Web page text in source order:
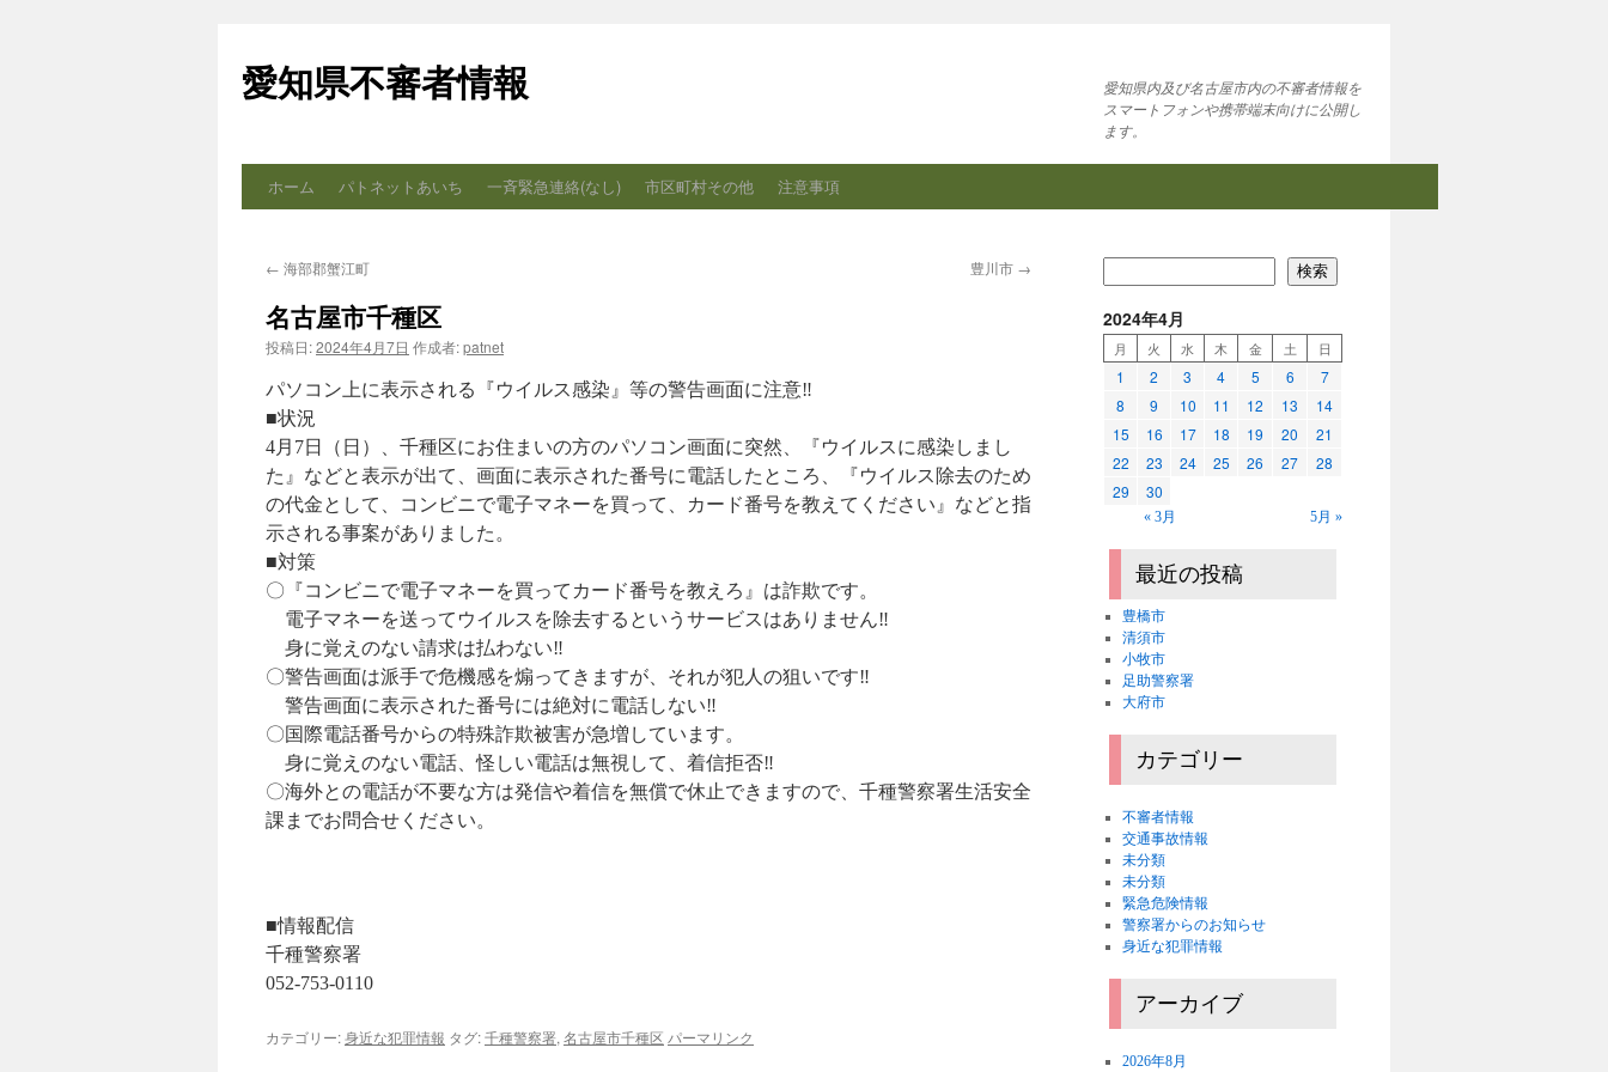
テ
ン
ス
ッ
愛知県不審者情報
愛知県内及び名古屋市内の不審者情報を
スマートフォンや携帯端末向けに公開し
ます。
ホーム パトネットあいち 一斉緊急連絡(なし) 市区町村その他 注意事項
← 海部郡蟹江町 豊川市 →
名古屋市千種区
投稿日:2024年4月7日 作成者:patnet
パソコン上に表示される『ウイルス感染』等の警告画面に注意‼
■状況
4月7日（日）、千種区にお住まいの方のパソコン画面に突然、『ウイルスに感染しまし
た』などと表示が出て、画面に表示された番号に電話したところ、『ウイルス除去のため
の代金として、コンビニで電子マネーを買って、カード番号を教えてください』などと指
示される事案がありました。
■対策
〇『コンビニで電子マネーを買ってカード番号を教えろ』は詐欺です。
電子マネーを送ってウイルスを除去するというサービスはありません‼
身に覚えのない請求は払わない‼
〇警告画面は派手で危機感を煽ってきますが、それが犯人の狙いです‼
警告画面に表示された番号には絶対に電話しない‼
〇国際電話番号からの特殊詐欺被害が急増しています。
身に覚えのない電話、怪しい電話は無視して、着信拒否‼
〇海外との電話が不要な方は発信や着信を無償で休止できますので、千種警察署生活安全
課までお問合せください。
■情報配信
千種警察署
052-753-0110
カテゴリー:身近な犯罪情報 タグ:千種警察署, 名古屋市千種区 パーマリンク
検索
2024年4月
月 火 水 木 金 土 日
1 2 3 4 5 6
7
8
9 10 11 12 13
14
15
16 17 18 19 20
21
22
23 24 25 26 27
28
29
30
« 3月 5月 »
最近の投稿
豊橋市
清須市
小牧市
足助警察署
大府市
カテゴリー
不審者情報
交通事故情報
未分類
未分類
緊急危険情報
警察署からのお知らせ
身近な犯罪情報
アーカイブ
2026年8月